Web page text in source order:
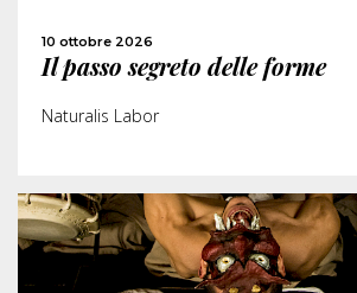
10 ottobre 2026
Il passo segreto delle forme
Naturalis Labor
CONDIVIDI
SCOPRI DI PIÙ